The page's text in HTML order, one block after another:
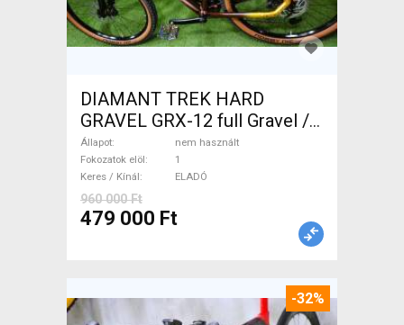
DIAMANT TREK HARD
GRAVEL GRX-12 full Gravel /
CX tárcsafék nem használt
ELADÓ
Állapot
nem használt
Fokozatok elöl
1
Keres / Kínál
ELADÓ
960 000 Ft
479 000 Ft
-32%